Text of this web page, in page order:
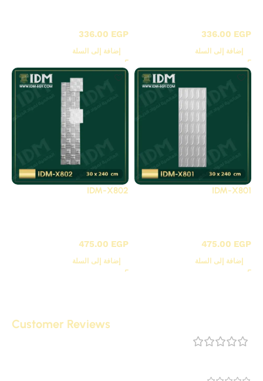
336.00 EGP
إضافة إلى السلة
336.00 EGP
إضافة إلى السلة
IDM-X801
475.00 EGP
إضافة إلى السلة
IDM-X802
475.00 EGP
إضافة إلى السلة
Customer Reviews